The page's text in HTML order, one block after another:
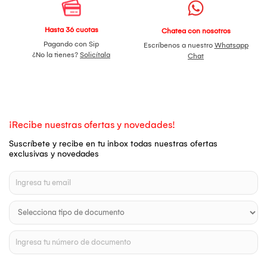
Hasta 36 cuotas
Pagando con Sip
¿No la tienes? Solicítala
Chatea con nosotros
Escríbenos a nuestro Whatsapp
Chat
¡Recibe nuestras ofertas y novedades!
Suscríbete y recibe en tu inbox todas nuestras ofertas
exclusivas y novedades